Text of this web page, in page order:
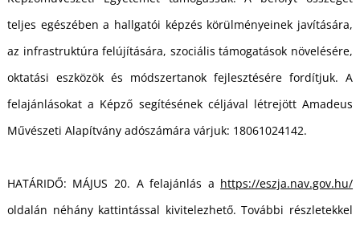
teljes egészében a hallgatói képzés körülményeinek javítására,
az infrastruktúra felújítására, szociális támogatások növelésére,
oktatási eszközök és módszertanok fejlesztésére fordítjuk. A
felajánlásokat a Képző segítésének céljával létrejött Amadeus
Művészeti Alapítvány adószámára várjuk: 18061024142.
HATÁRIDŐ: MÁJUS 20. A felajánlás a https://eszja.nav.gov.hu/
oldalán néhány kattintással kivitelezhető. További részletekkel